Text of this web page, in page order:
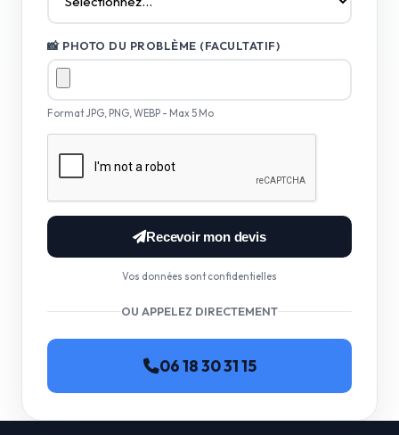
📸 PHOTO DU PROBLÈME (FACULTATIF)
Format JPG, PNG, WEBP - Max 5 Mo
Recevoir mon devis
Vos données sont confidentielles
OU APPELEZ DIRECTEMENT
06 18 30 31 15